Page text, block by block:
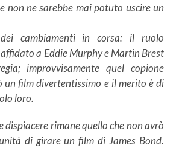
non ne sarebbe mai potuto uscire un
cambiamenti in corsa: il ruolo
a Eddie Murphy e Martin Brest
improvvisamente quel copione
un film divertentissimo e il merito è di
loro.
dispiacere rimane quello che non avrò
di girare un film di James Bond.